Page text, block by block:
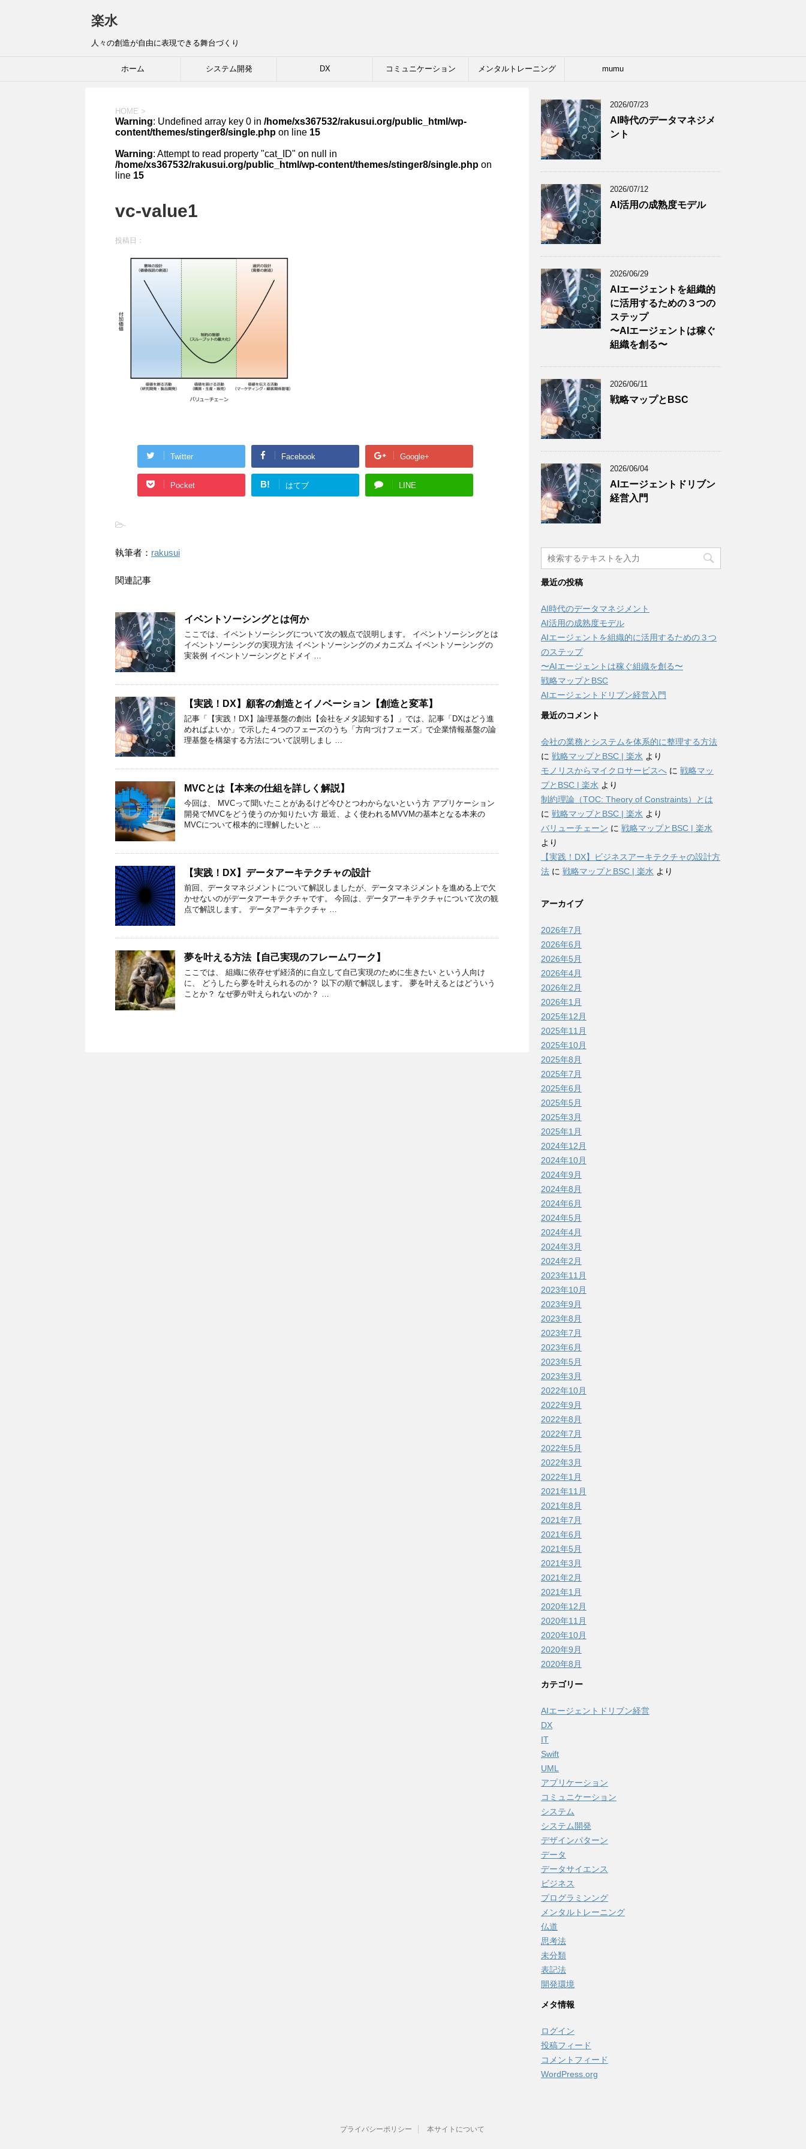
楽水
人々の創造が自由に表現できる舞台づくり
ホーム システム開発 DX コミュニケーション メンタルトレーニング mumu
HOME >
Warning: Undefined array key 0 in /home/xs367532/rakusui.org/public_html/wp-
content/themes/stinger8/single.php on line 15
Warning: Attempt to read property "cat_ID" on null in
/home/xs367532/rakusui.org/public_html/wp-content/themes/stinger8/single.php on
line 15
vc-value1
投稿日：
Twitter Facebook Google+
Pocket B! はてブ LINE
-
執筆者： rakusui
関連記事
イベントソーシングとは何か
ここでは、イベントソーシングについて次の観点で説明します。 イベントソーシングとは
イベントソーシングの実現方法 イベントソーシングのメカニズム イベントソーシングの
実装例 イベントソーシングとドメイ …
【実践！DX】顧客の創造とイノベーション【創造と変革】
記事「【実践！DX】論理基盤の創出【会社をメタ認知する】」では、記事「DXはどう進
めればよいか」で示した４つのフェーズのうち「方向づけフェーズ」で企業情報基盤の論
理基盤を構築する方法について説明しまし …
MVCとは【本来の仕組を詳しく解説】
今回は、 MVCって聞いたことがあるけど今ひとつわからないという方 アプリケーション
開発でMVCをどう使うのか知りたい方 最近、よく使われるMVVMの基本となる本来の
MVCについて根本的に理解したいと …
【実践！DX】データアーキテクチャの設計
前回、データマネジメントについて解説しましたが、データマネジメントを進める上で欠
かせないのがデータアーキテクチャです。 今回は、データアーキテクチャについて次の観
点で解説します。 データアーキテクチャ …
夢を叶える方法【自己実現のフレームワーク】
ここでは、 組織に依存せず経済的に自立して自己実現のために生きたい という人向け
に、 どうしたら夢を叶えられるのか？ 以下の順で解説します。 夢を叶えるとはどういう
ことか？ なぜ夢が叶えられないのか？ …
2026/07/23
AI時代のデータマネジメ
ント
2026/07/12
AI活用の成熟度モデル
2026/06/29
AIエージェントを組織的
に活用するための３つの
ステップ
〜AIエージェントは稼ぐ
組織を創る〜
2026/06/11
戦略マップとBSC
2026/06/04
AIエージェントドリブン
経営入門
最近の投稿
AI時代のデータマネジメント
AI活用の成熟度モデル
AIエージェントを組織的に活用するための３つ
のステップ
〜AIエージェントは稼ぐ組織を創る〜
戦略マップとBSC
AIエージェントドリブン経営入門
最近のコメント
会社の業務とシステムを体系的に整理する方法
に 戦略マップとBSC | 楽水 より
モノリスからマイクロサービスへ に 戦略マッ
プとBSC | 楽水 より
制約理論（TOC: Theory of Constraints）とは
に 戦略マップとBSC | 楽水 より
バリューチェーン に 戦略マップとBSC | 楽水
より
【実践！DX】ビジネスアーキテクチャの設計方
法 に 戦略マップとBSC | 楽水 より
アーカイブ
2026年7月
2026年6月
2026年5月
2026年4月
2026年2月
2026年1月
2025年12月
2025年11月
2025年10月
2025年8月
2025年7月
2025年6月
2025年5月
2025年3月
2025年1月
2024年12月
2024年10月
2024年9月
2024年8月
2024年6月
2024年5月
2024年4月
2024年3月
2024年2月
2023年11月
2023年10月
2023年9月
2023年8月
2023年7月
2023年6月
2023年5月
2023年3月
2022年10月
2022年9月
2022年8月
2022年7月
2022年5月
2022年3月
2022年1月
2021年11月
2021年8月
2021年7月
2021年6月
2021年5月
2021年3月
2021年2月
2021年1月
2020年12月
2020年11月
2020年10月
2020年9月
2020年8月
カテゴリー
AIエージェントドリブン経営
DX
IT
Swift
UML
アプリケーション
コミュニケーション
システム
システム開発
デザインパターン
データ
データサイエンス
ビジネス
プログラミンング
メンタルトレーニング
仏道
思考法
未分類
表記法
開発環境
メタ情報
ログイン
投稿フィード
コメントフィード
WordPress.org
プライバシーポリシー 本サイトについて